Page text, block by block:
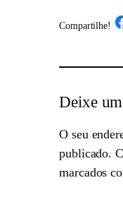
Compartilhe! /
Deixe
O seu
publicado.
marcados